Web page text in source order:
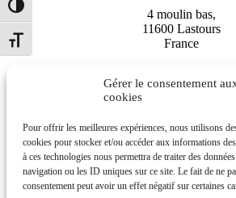
Gérer le consentement
cookies
Pour offrir les meilleures expériences, nous utilisons
cookies pour stocker et/ou accéder aux informations
à ces technologies nous permettra de traiter des
navigation ou les ID uniques sur ce site. Le fait de ne
consentement peut avoir un effet négatif sur certaines
Toggle High Contrast
Toggle Font size
4 moulin bas,
11600 Lastours
France
(+33) 4 68 76